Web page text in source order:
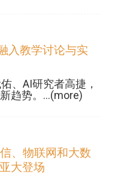
入教学讨论与实
、AI研究者高捷，
趋势。...(more)
、物联网和大数
大登场